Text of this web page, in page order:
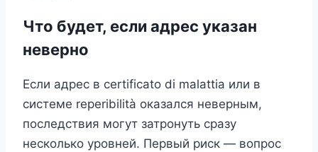
Что будет, если адрес указан
неверно
Если адрес в certificato di malattia или в
системе reperibilità оказался неверным,
последствия могут затронуть сразу
несколько уровней. Первый риск — вопрос